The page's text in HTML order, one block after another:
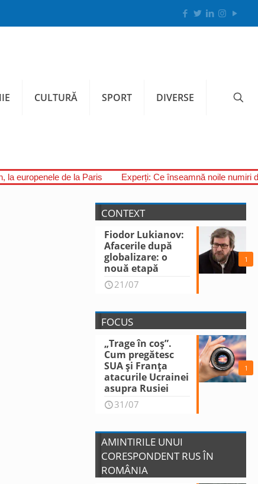
CULTURĂ SPORT DIVERSE
la europenele de la Paris Experți: Ce înseamnă noile numiri
CONTEXT
1
Fiodor Lukianov:
Afacerile după
globalizare: o
nouă etapă
21/07
FOCUS
1
„Trage în coș”.
Cum pregătesc
SUA și Franța
atacurile Ucrainei
asupra Rusiei
31/07
AMINTIRILE UNUI
CORESPONDENT RUS ÎN
ROMÂNIA